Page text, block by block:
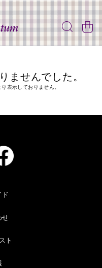
ませんでした。
表示しておりません。
ド
せ
ト